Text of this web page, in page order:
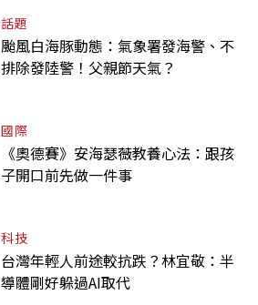
話題
颱風白海豚動態：氣象署發海警、不
排除發陸警！父親節天氣？
國際
《奧德賽》安海瑟薇教養心法：跟孩
子開口前先做一件事
科技
台灣年輕人前途較抗跌？林宜敬：半
導體剛好躲過AI取代